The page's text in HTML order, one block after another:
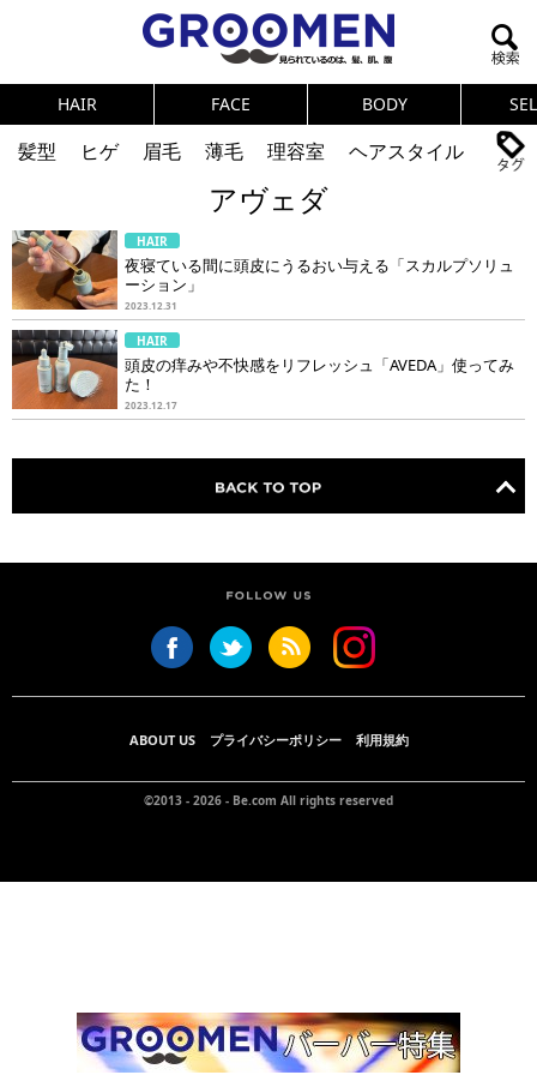
HAIR FACE BODY
髪型 ヒゲ 眉毛 薄毛 理容室
ヘアスタイル
ニオイ
連載
メンズコスメ
NEWS PICK UP 筋肉
女の本音
テストステロン
健康
スキンケア 食事
調査結果
トレーニング
好印象な男
頭皮ケア
アヴェダ
HAIR
夜寝ている間に頭皮にうるおい与える「スカルプソリュ
ーション」
2023.12.31
HAIR
頭皮の痒みや不快感をリフレッシュ「AVEDA」使ってみ
た！
2023.12.17
ABOUT US プライバシーポリシー 利用規約
©2013 - 2026 - Be.com All rights reserved